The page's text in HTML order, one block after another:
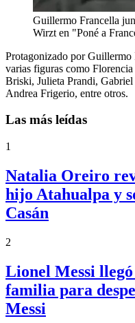
Guillermo Francella
Wirzt en "Poné a
Protagonizado por Guillermo
varias figuras como
Briski, Julieta Prandi,
Andrea Frigerio, entre otros.
Las más leídas
1
Natalia Oreiro
hijo Atahualpa y
Casán
2
Lionel Messi
familia para
Messi